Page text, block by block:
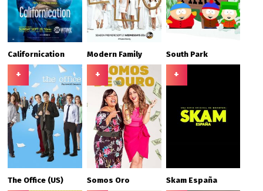
Californication Modern Family South Park
+
The Office (US)
+
Somos Oro
+
Skam España